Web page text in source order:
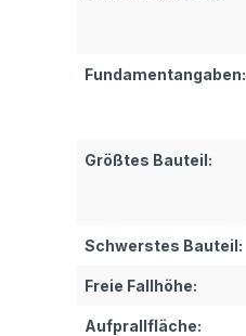
Fundamentangaben:
Größtes Bauteil:
Schwerstes Bauteil:
Freie Fallhöhe:
Aufprallfläche: